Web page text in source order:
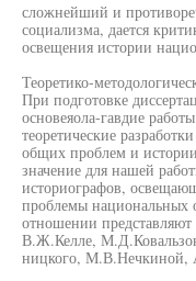
сложнейший и
социализма, дается
освещения истории
Теоретико-
При подготовке
основеяола-гавдие
теоретические
общих проблем и
значение для нашей
историографов,
проблемы
отношении
В.Ж.Келле,
ницкого, М.В.Нечкиной,